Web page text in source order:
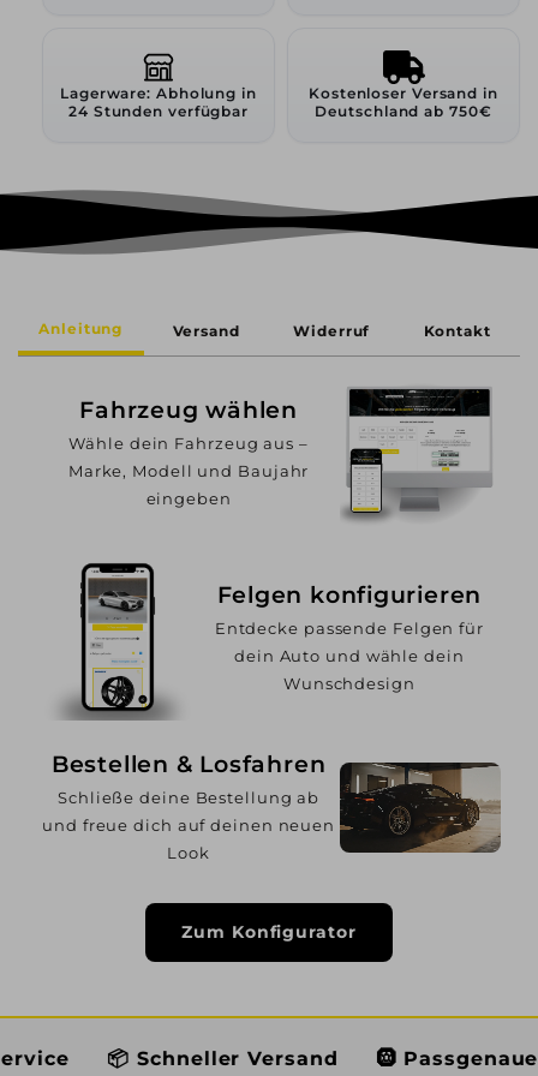
Lagerware: Abholung in
24 Stunden verfügbar
Kostenloser Versand in
Deutschland ab 750€
Anleitung Versand Widerruf Kontakt
Fahrzeug wählen
Wähle dein Fahrzeug aus –
Marke, Modell und Baujahr
eingeben
Felgen konfigurieren
Entdecke passende Felgen für
dein Auto und wähle dein
Wunschdesign
Bestellen & Losfahren
Schließe deine Bestellung ab
und freue dich auf deinen neuen
Look
Zum Konfigurator
Schneller Versand 🛞 Passgenaue Auswahl